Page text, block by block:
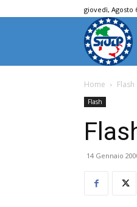
giovedì, Agosto
Home Flash
Flash
14 Gennaio